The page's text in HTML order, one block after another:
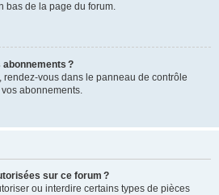
bas de la page du forum.
?
rendez-vous dans le panneau de contrôle
abonnements.
sur ce forum ?
ou interdire certains types de pièces